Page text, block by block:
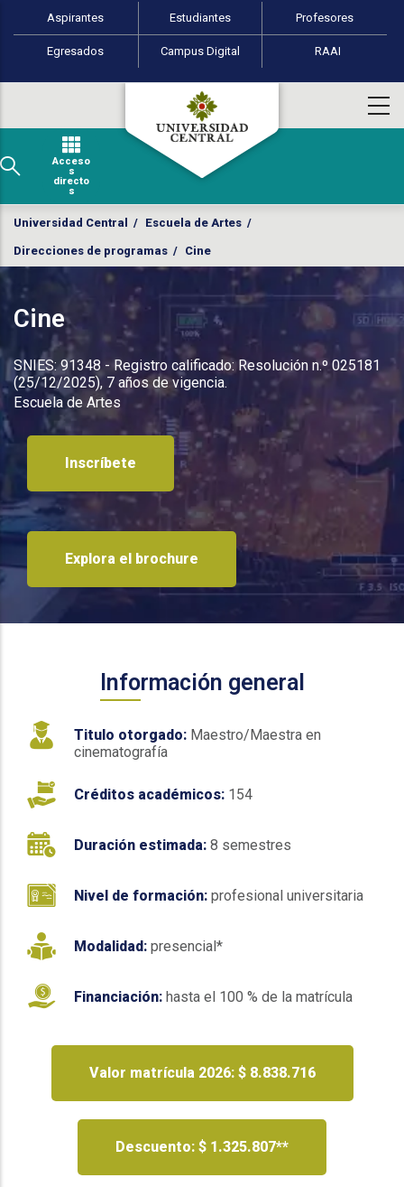
Pasar al contenido principal
Perfiles de usuario
Aspirantes Estudiantes Profesores
Egresados Campus Digital RAAI
Acceso
s
directo
s
Universidad Central / Escuela de Artes /
Direcciones de programas / Cine
Cine
SNIES: 91348 - Registro calificado: Resolución n.º 025181
(25/12/2025), 7 años de vigencia.
Escuela de Artes
Inscríbete
Explora el brochure
Información general
Titulo otorgado: Maestro/Maestra en
cinematografía
Créditos académicos: 154
Duración estimada: 8 semestres
Nivel de formación: profesional universitaria
Modalidad: presencial*
Financiación: hasta el 100 % de la matrícula
Valor matrícula 2026: $ 8.838.716
Descuento: $ 1.325.807**